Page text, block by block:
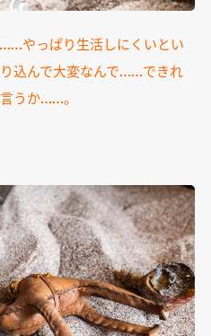
やっぱり生活しにくいとい
込んで大変なんで……できれ
うか……。